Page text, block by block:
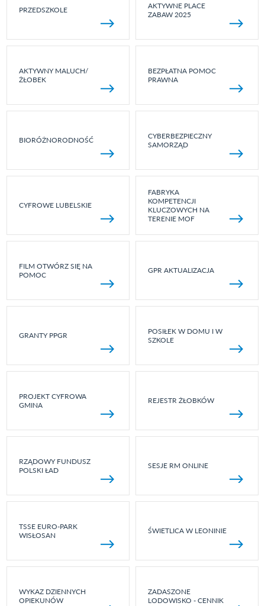
PRZEDSZKOLE
AKTYWNE PLACE
ZABAW 2025
AKTYWNY MALUCH/
ŻŁOBEK
BEZPŁATNA POMOC
PRAWNA
BIORÓŻNORODNOŚĆ
CYBERBEZPIECZNY
SAMORZĄD
CYFROWE LUBELSKIE
FABRYKA
KOMPETENCJI
KLUCZOWYCH NA
TERENIE MOF
FILM OTWÓRZ SIĘ NA
POMOC
GPR AKTUALIZACJA
GRANTY PPGR
POSIŁEK W DOMU I W
SZKOLE
PROJEKT CYFROWA
GMINA
REJESTR ŻŁOBKÓW
RZĄDOWY FUNDUSZ
POLSKI ŁAD
SESJE RM ONLINE
TSSE EURO-PARK
WISŁOSAN
ŚWIETLICA W LEONINIE
WYKAZ DZIENNYCH
OPIEKUNÓW
ZADASZONE
LODOWISKO - CENNIK